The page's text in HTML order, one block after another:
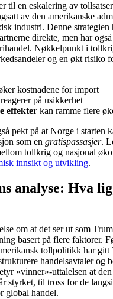
til en eskalering av
av den amerikanske
industri. Denne strategien
direkte, men har
Nøkkelpunkt i
og en økt risiko
kostnadene for import
reagerer på usikkerhet
effekter kan ramme flere
pekt på at Norge i starten
som en gratispassasjer.
tollkrig og nasjonal
innsikt og utvikling.
analyse: Hva
om at det ser ut som
basert på flere faktorer.
tollpolitikk har gitt
handelsavtaler og
«vinner»-uttalelsen at
styrket, til tross for de
global handel.